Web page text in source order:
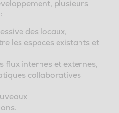
plusieurs
des locaux,
les espaces existants et
flux internes et externes,
collaboratives